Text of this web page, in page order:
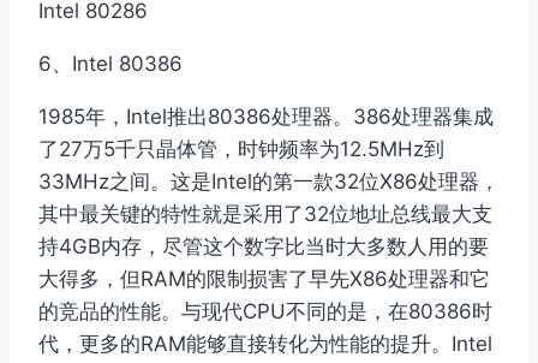
Intel 80286
6、Intel 80386
1985年，Intel推出80386处理器。386处理器集成
了27万5千只晶体管，时钟频率为12.5MHz到
33MHz之间。这是Intel的第一款32位X86处理器，
其中最关键的特性就是采用了32位地址总线最大支
持4GB内存，尽管这个数字比当时大多数人用的要
大得多，但RAM的限制损害了早先X86处理器和它
的竞品的性能。与现代CPU不同的是，在80386时
代，更多的RAM能够直接转化为性能的提升。Intel